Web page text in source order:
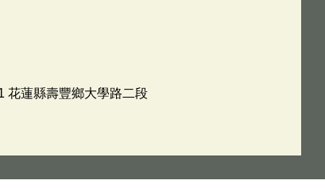
花蓮縣壽豐鄉大學路二段